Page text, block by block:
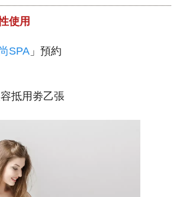
使用
SPA 」預約
抵用劵乙張